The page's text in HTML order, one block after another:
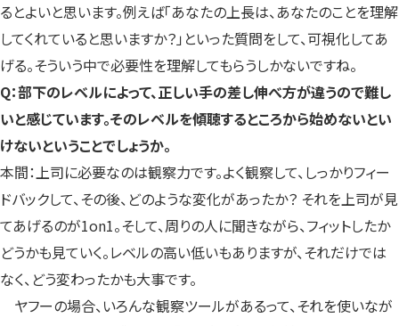
るとよいと思います。例えば「あなたの上長は、あなたのことを理解
してくれていると思いますか？」といった質問をして、可視化してあ
げる。そういう中で必要性を理解してもらうしかないですね。
Q：部下のレベルによって、正しい手の差し伸べ方が違うので難し
いと感じています。そのレベルを傾聴するところから始めないとい
けないということでしょうか。
本間：上司に必要なのは観察力です。よく観察して、しっかりフィー
ドバックして、その後、どのような変化があったか？ それを上司が見
てあげるのが1on1。そして、周りの人に聞きながら、フィットしたか
どうかも見ていく。レベルの高い低いもありますが、それだけでは
なく、どう変わったかも大事です。
ヤフーの場合、いろんな観察ツールがあるって、それを使いなが